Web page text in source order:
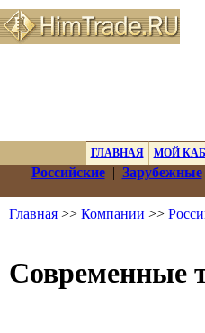
ГЛАВНАЯ МОЙ
Российские| Зарубежные
Главная >> Компании >>
Современные